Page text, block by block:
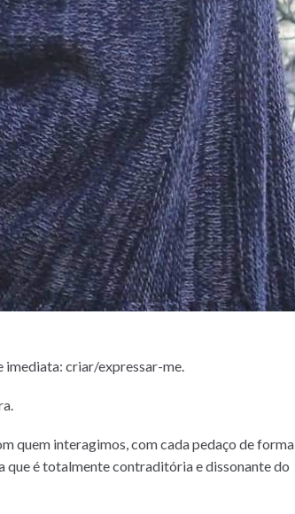
imediata: criar/expressar-me.
quem interagimos, com cada pedaço de forma
que é totalmente contraditória e dissonante do